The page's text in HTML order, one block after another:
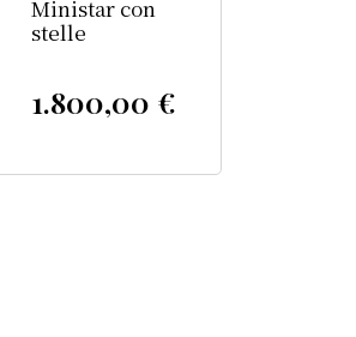
Ministar con
stelle
1.800,00 €